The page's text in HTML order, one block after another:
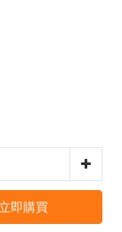
立即購買